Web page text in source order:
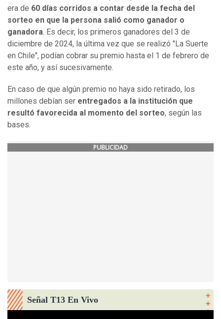
era de 60 días corridos a contar desde la fecha del
sorteo en que la persona salió como ganador o
ganadora. Es decir, los primeros ganadores del 3 de
diciembre de 2024, la última vez que se realizó "La Suerte
en Chile", podían cobrar su premio hasta el 1 de febrero de
este año, y así sucesivamente.
En caso de que algún premio no haya sido retirado, los
millones debían ser entregados a la institución que
resultó favorecida al momento del sorteo, según las
bases.
PUBLICIDAD
Señal T13 En Vivo